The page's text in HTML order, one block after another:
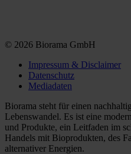
© 2026 Biorama GmbH
Impressum & Disclaimer
Datenschutz
Mediadaten
Biorama steht für einen
Lebenswandel. Es ist eine
und Produkte, ein Leitfaden im
Handels mit Bioprodukten, des
alternativer Energien.